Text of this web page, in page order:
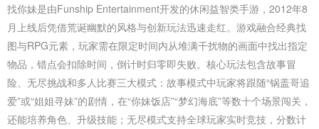
找你妹是由Funship Entertainment开发的休闲益智类手游，2012年8
月上线后凭借荒诞幽默的风格与创新玩法迅速走红。游戏融合经典找
图与RPG元素，玩家需在限定时间内从堆满干扰物的画面中找出指定
物品，错点会扣除时间，倒计时归零即失败。核心玩法包含故事冒
险、无尽挑战和多人比赛三大模式：故事模式中玩家将跟随“锅盖哥追
爱”或“姐姐寻妹”的剧情，在“你妹饭店”“梦幻海底”等数十个场景闯关，
还能培养角色、升级技能；无尽模式支持全球玩家实时竞技，分数计